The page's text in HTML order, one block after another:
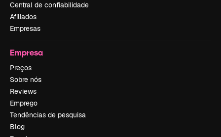
Central de confiabilidade
Afiliados
Empresas
Empresa
Preços
Sobre nós
Reviews
Emprego
Tendências de pesquisa
Blog